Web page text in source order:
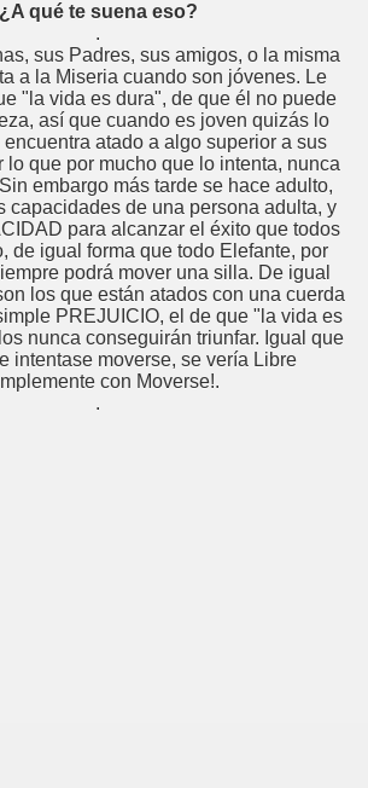
¿A qué te suena eso?
.
sus Padres, sus amigos, o la misma
a la Miseria cuando son jóvenes. Le
"la vida es dura", de que él no puede
así que cuando es joven quizás lo
encuentra atado a algo superior a sus
lo que por mucho que lo intenta, nunca
embargo más tarde se hace adulto,
capacidades de una persona adulta, y
para alcanzar el éxito que todos
de igual forma que todo Elefante, por
podrá mover una silla. De igual
los que están atados con una cuerda
PREJUICIO, el de que "la vida es
nunca conseguirán triunfar. Igual que
intentase moverse, se vería Libre
con Moverse!.
.